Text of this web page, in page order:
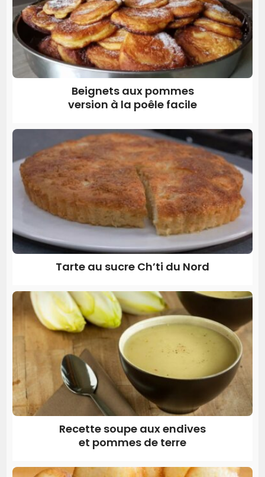
Beignets aux pommes
version à la poêle facile
Tarte au sucre Ch’ti du Nord
Recette soupe aux endives
et pommes de terre